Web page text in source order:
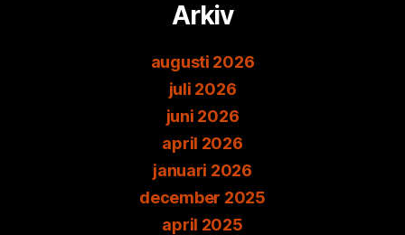
Arkiv
augusti 2026
juli 2026
juni 2026
april 2026
januari 2026
december 2025
april 2025